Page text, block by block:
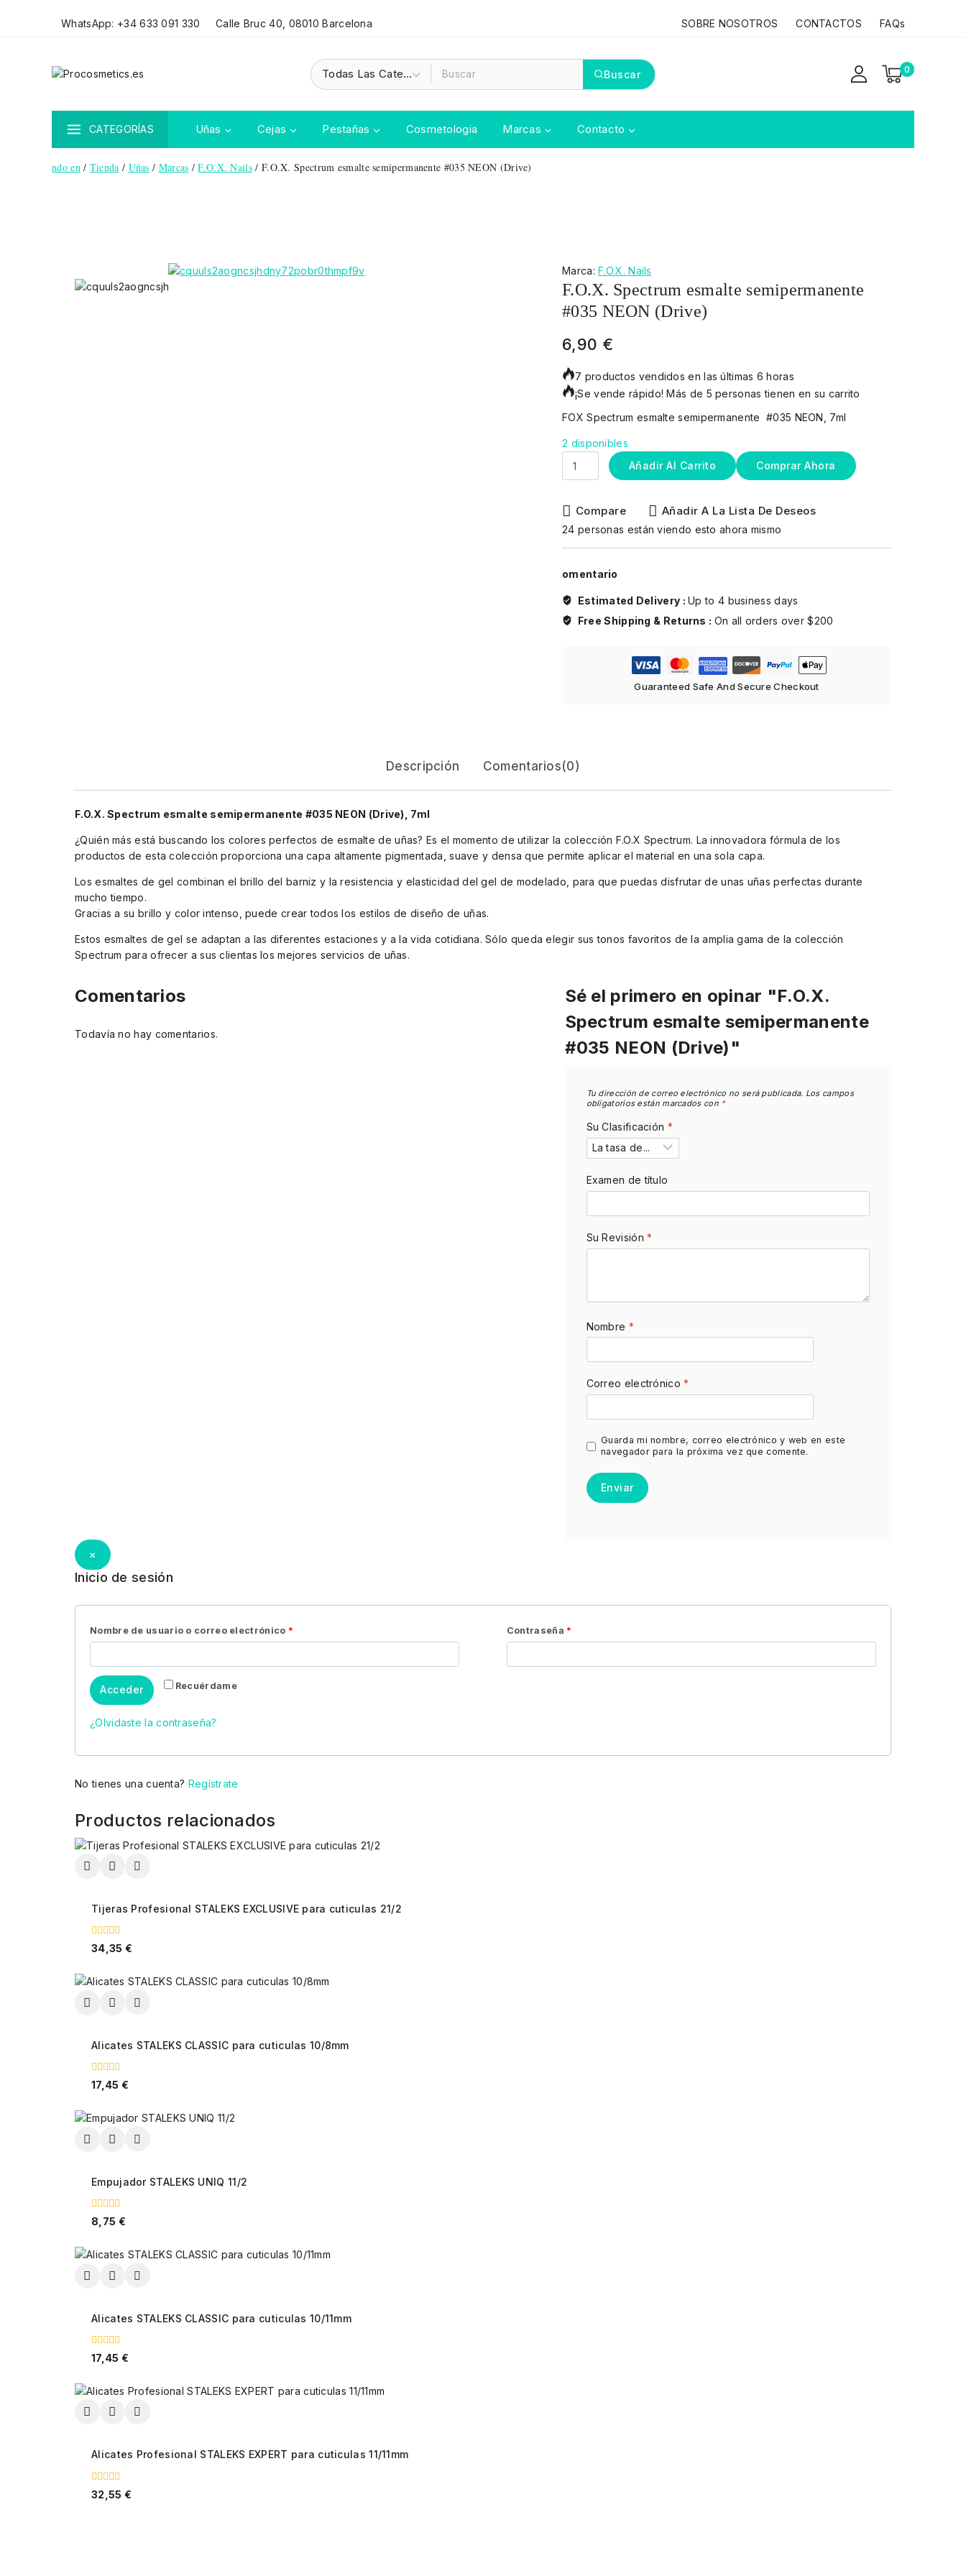
WhatsApp: +34 633 091 330 Calle Bruc 40, 08010 Barcelona SOBRE NOSOTROS CONTACTOS FAQs
Buscar 0
CATEGORÍAS Uñas Cejas Pestañas Cosmetologia Marcas Contacto
ndo en / Tienda / Uñas / Marcas / F.O.X. Nails / F.O.X. Spectrum esmalte semipermanente #035 NEON (Drive)
Marca:F.O.X. Nails
F.O.X. Spectrum esmalte semipermanente
#035 NEON (Drive)
6,90 €
7 productos vendidos en las últimas 6 horas
¡Se vende rápido! Más de 5 personas tienen en su carrito
FOX Spectrum esmalte semipermanente #035 NEON, 7ml
2 disponibles
Añadir Al Carrito
Comprar Ahora
Compare Añadir A La Lista De Deseos
24 personas están viendo esto ahora mismo
omentario
Estimated Delivery :Up to 4 business days
Free Shipping & Returns : On all orders over $200
Guaranteed Safe And Secure Checkout
Descripción Comentarios(0)
F.O.X. Spectrum esmalte semipermanente #035 NEON (Drive), 7ml
¿Quién más está buscando los colores perfectos de esmalte de uñas? Es el momento de utilizar la colección F.O.X Spectrum. La innovadora fórmula de los
productos de esta colección proporciona una capa altamente pigmentada, suave y densa que permite aplicar el material en una sola capa.
Los esmaltes de gel combinan el brillo del barniz y la resistencia y elasticidad del gel de modelado, para que puedas disfrutar de unas uñas perfectas durante
mucho tiempo.
Gracias a su brillo y color intenso, puede crear todos los estilos de diseño de uñas.
Estos esmaltes de gel se adaptan a las diferentes estaciones y a la vida cotidiana. Sólo queda elegir sus tonos favoritos de la amplia gama de la colección
Spectrum para ofrecer a sus clientas los mejores servicios de uñas.
Comentarios
Todavía no hay comentarios.
Sé el primero en opinar "F.O.X.
Spectrum esmalte semipermanente
#035 NEON (Drive)"
Tu dirección de correo electrónico no será publicada. Los campos
obligatorios están marcados con *
Su Clasificación *
Examen de título
Su Revisión*
Nombre *
Correo electrónico*
Guarda mi nombre, correo electrónico y web en este
navegador para la próxima vez que comente.
×
Inicio de sesión
Nombre de usuario o correo electrónico * Contraseña *
Recuérdame
Acceder
¿Olvidaste la contraseña?
No tienes una cuenta? Regístrate
Productos relacionados
Tijeras Profesional STALEKS EXCLUSIVE para cuticulas 21/2
0
fuera
5
34,35 €
Alicates STALEKS CLASSIC para cuticulas 10/8mm
0
fuera
17,45 €
Empujador STALEKS UNIQ 11/2
0
fuera
5
8,75 €
Alicates STALEKS CLASSIC para cuticulas 10/11mm
0
fuera
5
17,45 €
Alicates Profesional STALEKS EXPERT para cuticulas 11/11mm
0
fuera
32,55 €